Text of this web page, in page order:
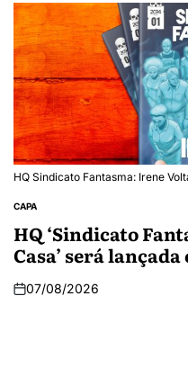
HQ Sindicato Fantasma: Irene
CAPA
HQ ‘Sindicato
Casa’ será
07/08/2026